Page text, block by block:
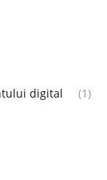
digital
(1)